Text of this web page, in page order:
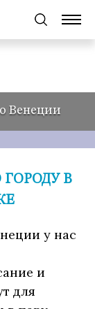
Венеции
В
у нас
и
для